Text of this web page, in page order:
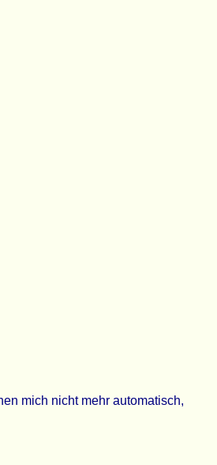
mich nicht mehr automatisch,